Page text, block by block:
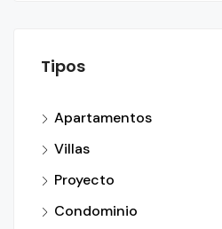
Tipos
Apartamentos
Villas
Proyecto
Condominio